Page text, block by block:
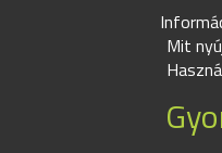
Mit